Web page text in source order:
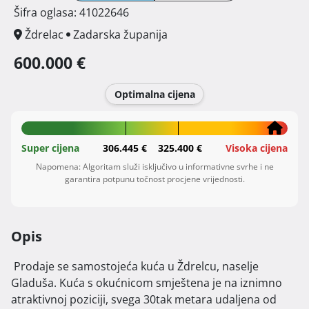
Šifra oglasa: 41022646
Ždrelac
Zadarska županija
600.000 €
Optimalna cijena
Super cijena 306.445 € 325.400 € Visoka cijena
Napomena: Algoritam služi isključivo u informativne svrhe i ne
garantira potpunu točnost procjene vrijednosti.
Opis
Gladuša. Kuća s okućnicom smještena je na iznimno
atraktivnoj poziciji, svega 30tak metara udaljena od